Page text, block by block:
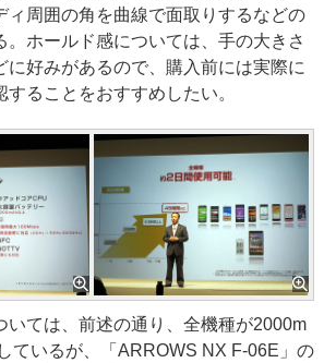
ィ周囲の角を曲線で面取りするなどの
。ホールド感については、手の大きさ
に好みがあるので、購入前には実際に
ることをおすすめしたい。
ては、前述の通り、全機種が2000m
ているが、「ARROWS NX F-06E」の